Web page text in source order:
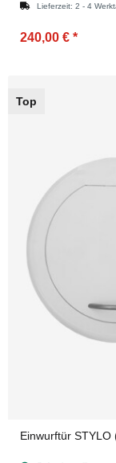
Lieferzeit: 2 - 4
240,00 € *
Top
Einwurftür